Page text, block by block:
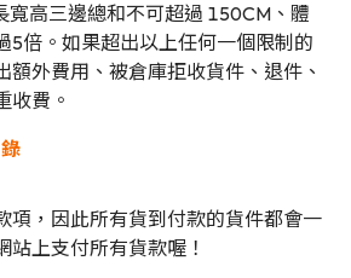
寬高三邊總和不可超過 150CM、體
5倍。如果超出以上任何一個限制的
額外費用、被倉庫拒收貨件、退件、
收費。
項，因此所有貨到付款的貨件都會一
站上支付所有貨款喔！